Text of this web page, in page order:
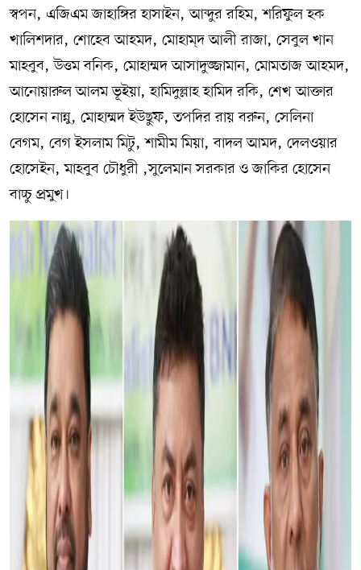
স্বপন, এজিএম জাহাঙ্গির হাসাইন, আব্দুর রহিম, শরিফুল হক
খালিশদার, শোহেব আহমদ, মোহাম্দ আলী রাজা, সেবুল খান
মাহবুব, উত্তম বনিক, মোহাম্মদ আসাদুজ্জামান, মোমতাজ আহমদ,
আনোয়ারুল আলম ভূইয়া, হামিদুল্লাহ হামিদ রকি, শেখ আক্তার
হোসেন নান্নু, মোহাম্মদ ইউছুফ, তপদির রায় বরুন, সেলিনা
বেগম, বেগ ইসলাম মিটু, শামীম মিয়া, বাদল আমদ, দেলওয়ার
হোসেইন, মাহবুব চৌধুরী ,সুলেমান সরকার ও জাকির হোসেন
বাচ্চু প্রমুখ।